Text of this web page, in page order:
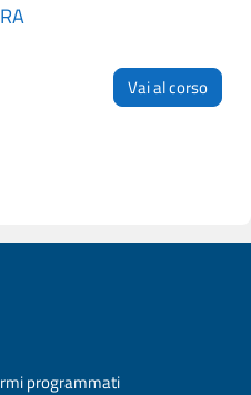
Vai al corso
programmati